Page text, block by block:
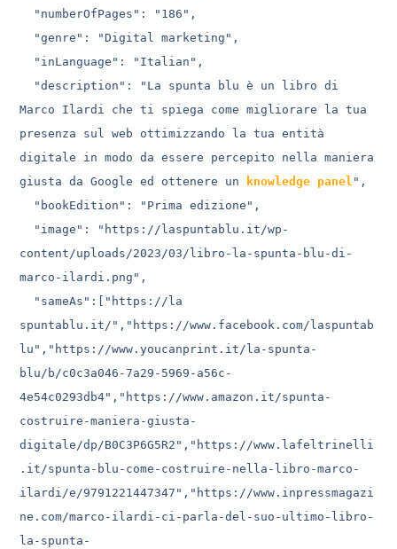
Marco Ilardi che ti spiega come migliorare la tua
presenza sul web ottimizzando la tua entità
digitale in modo da essere percepito nella maniera
giusta da Google ed ottenere un
knowledge panel ",
content/uploads/2023/03/libro-la-spunta-blu-di-
marco-ilardi.png",
spuntablu.it/","https://www.facebook.com/laspuntab
lu","https://www.youcanprint.it/la-spunta-
blu/b/c0c3a046-7a29-5969-a56c-
4e54c0293db4","https://www.amazon.it/spunta-
costruire-maniera-giusta-
digitale/dp/B0C3P6G5R2","https://www.lafeltrinelli
.it/spunta-blu-come-costruire-nella-libro-marco-
ilardi/e/9791221447347","https://www.inpressmagazi
ne.com/marco-ilardi-ci-parla-del-suo-ultimo-libro-
la-spunta-